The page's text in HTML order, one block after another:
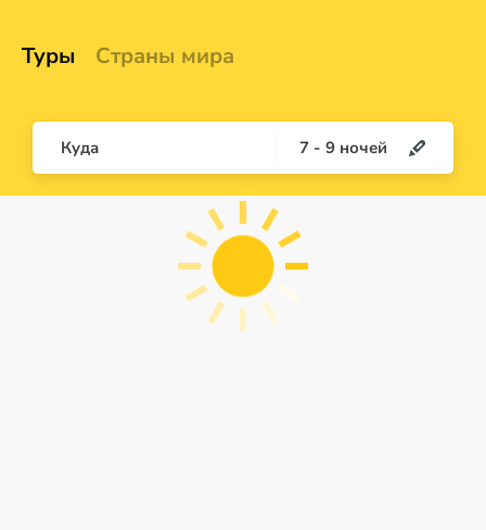
Туры Страны мира
Куда 7 - 9 ночей